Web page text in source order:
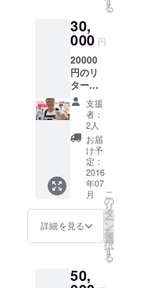
トから
任意で1
色）
+下記か
らいず
れか2点
a）石巻
「結日
~funad
e~」謹
製、大
漁旗か
ら作ら
れた世
界で1本
だけの
「U.C.P
る
30,
000 円
20000
円のリ
ターン
+当日・
寿ブー
ス提供
ドリン
ク飲み
放題
支援
者：
2人
お届
け予
定：
2016
年07
月
詳細を見る
こ
の
リ
タ
ー
ン
を
選
択
す
る
50,